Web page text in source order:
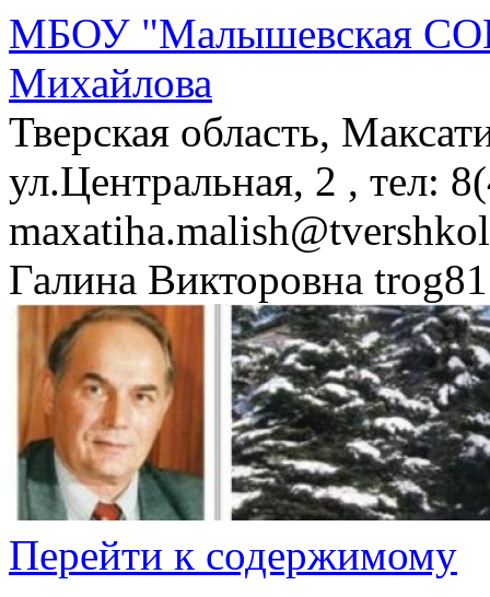
МБОУ "Малышевская
Михайлова
Тверская область,
ул.Центральная, 2 , тел:
Галина Викторовна
Перейти к содержимому